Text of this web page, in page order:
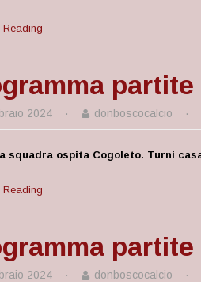
Reading
2024 · donboscocalcio ·
squadra ospita Cogoleto. Turni
Reading
2024 · donboscocalcio ·